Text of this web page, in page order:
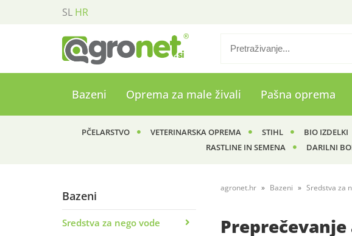
SL HR
Bazeni Oprema za male živali Pašna oprema
PČELARSTVO VETERINARSKA OPREMA STIHL BIO IZDELKI
RASTLINE IN SEMENA
DARILNI
Bazeni
Sredstva za nego vode
agronet.hr Bazeni Sredstva za
Preprečevanje